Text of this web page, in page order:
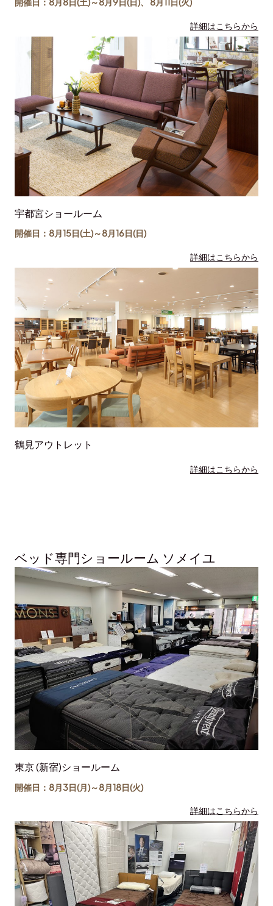
詳細はこちらから
宇都宮ショールーム
開催日：8月15日(土)～8月16日(日)
詳細はこちらから
鶴見アウトレット
詳細はこちらから
ベッド専門ショールーム ソメイユ
東京 (新宿)ショールーム
開催日：8月3日(月)～8月18日(火)
詳細はこちらから